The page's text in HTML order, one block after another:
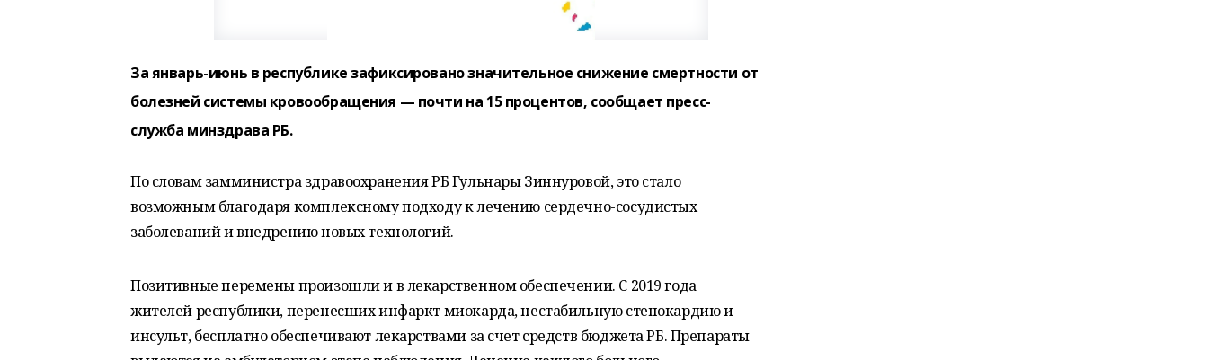
За январь-июнь в республике зафиксировано значительное снижение смертности от
болезней системы кровообращения — почти на 15 процентов, сообщает пресс-
служба минздрава РБ.
По словам замминистра здравоохранения РБ Гульнары Зиннуровой, это стало
возможным благодаря комплексному подходу к лечению сердечно-сосудистых
заболеваний и внедрению новых технологий.
Позитивные перемены произошли и в лекарственном обеспечении. С 2019 года
жителей республики, перенесших инфаркт миокарда, нестабильную стенокардию и
инсульт, бесплатно обеспечивают лекарствами за счет средств бюджета РБ. Препараты